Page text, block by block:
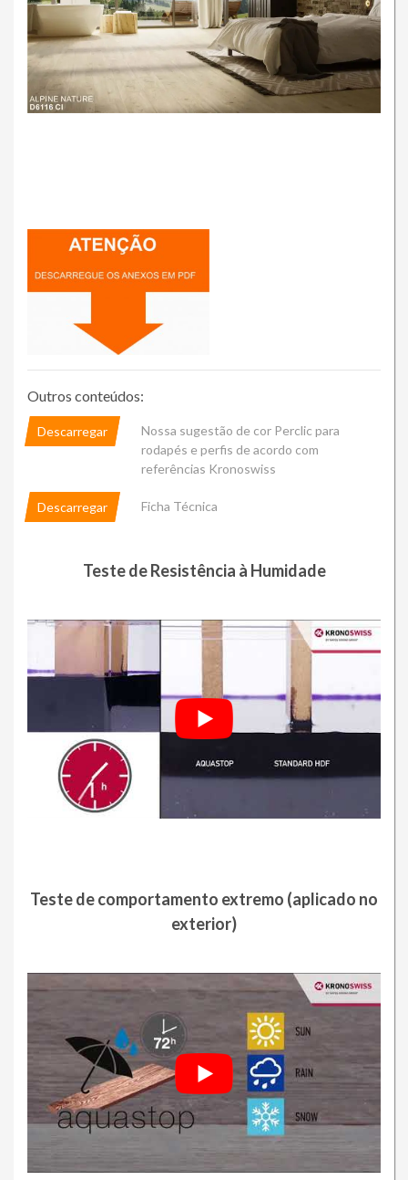
Outros conteúdos:
Descarregar
Nossa sugestão de cor Perclic para
rodapés e perfis de acordo com
referências Kronoswiss
Descarregar Ficha Técnica
Teste de Resistência à Humidade
Teste de comportamento extremo (aplicado no
exterior)